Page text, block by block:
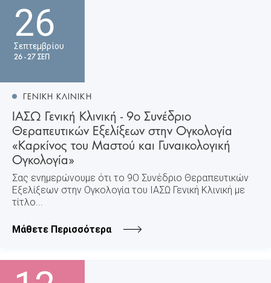
26
Σεπτεμβρίου
26 - 27 ΣΕΠ
ΓΕΝΙΚΗ ΚΛΙΝΙΚΗ
ΙΑΣΩ Γενική Κλινική - 9ο Συνέδριο
Θεραπευτικών Εξελίξεων στην Ογκολογία
«Καρκίνος του Μαστού και Γυναικολογική
Ογκολογία»
Σας ενημερώνουμε ότι το 9Ο Συνέδριο Θεραπευτικών
Εξελίξεων στην Ογκολογία του ΙΑΣΩ Γενική Κλινική με
τίτλο...
Μάθετε Περισσότερα